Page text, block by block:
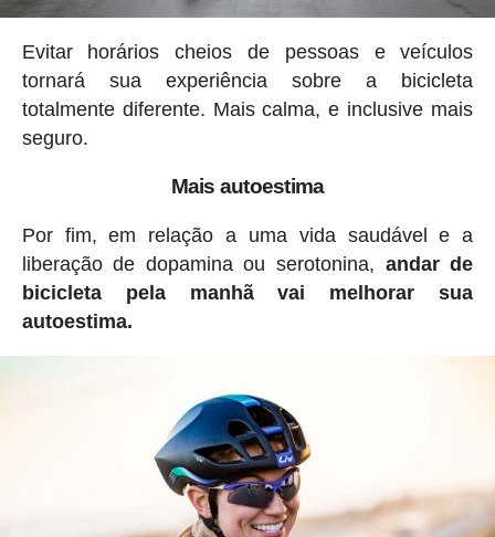
Evitar horários cheios de pessoas e veículos
tornará sua experiência sobre a bicicleta
totalmente diferente. Mais calma, e inclusive mais
seguro.
Mais autoestima
Por fim, em relação a uma vida saudável e a
liberação de dopamina ou serotonina, andar de
bicicleta pela manhã vai melhorar sua
autoestima.